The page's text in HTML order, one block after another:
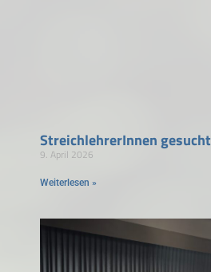
StreichlehrerInnen gesucht
9. April 2026
Weiterlesen »